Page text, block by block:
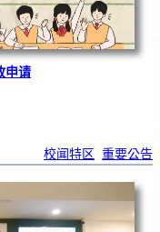
申请
校闻特区 重要公告